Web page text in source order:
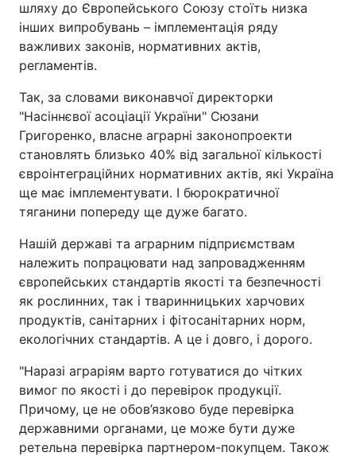
шляху до Європейського Союзу стоїть низка
інших випробувань – імплементація ряду
важливих законів, нормативних актів,
регламентів.
Так, за словами виконавчої директорки
"Насіннєвої асоціації України" Сюзани
Григоренко, власне аграрні законопроекти
становлять близько 40% від загальної кількості
євроінтеграційних нормативних актів, які Україна
ще має імплементувати. І бюрократичної
тяганини попереду ще дуже багато.
Нашій державі та аграрним підприємствам
належить попрацювати над запровадженням
європейських стандартів якості та безпечності
як рослинних, так і тваринницьких харчових
продуктів, санітарних і фітосанітарних норм,
екологічних стандартів. А це і довго, і дорого.
"Наразі аграріям варто готуватися до чітких
вимог по якості і до перевірок продукції.
Причому, це не обов’язково буде перевірка
державними органами, це може бути дуже
ретельна перевірка партнером-покупцем. Також